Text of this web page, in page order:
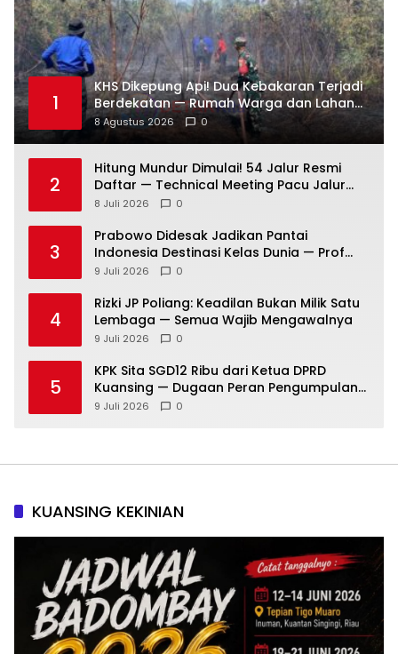
1
KHS Dikepung Api! Dua Kebakaran Terjadi
Berdekatan — Rumah Warga dan Lahan
Terbakar
8 Agustus 2026 0
2
Hitung Mundur Dimulai! 54 Jalur Resmi
Daftar — Technical Meeting Pacu Jalur
Rayon III Benai Digelar Besok
8 Juli 2026 0
3
Prabowo Didesak Jadikan Pantai
Indonesia Destinasi Kelas Dunia — Prof
Sutan Nasomal: Perintahkan Kepala
9 Juli 2026 0
4
Rizki JP Poliang: Keadilan Bukan Milik Satu
Lembaga — Semua Wajib Mengawalnya
9 Juli 2026 0
5
KPK Sita SGD12 Ribu dari Ketua DPRD
Kuansing — Dugaan Peran Pengumpulan
Dana Alih Fungsi Hutan Diusut
9 Juli 2026 0
KUANSING KEKINIAN